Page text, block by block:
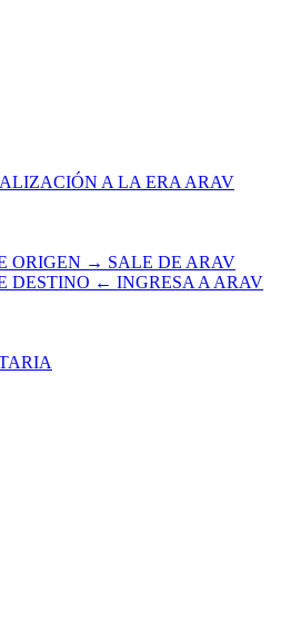
A LA ERA ARAV
ORIGEN → SALE DE ARAV
DESTINO ← INGRESA A ARAV